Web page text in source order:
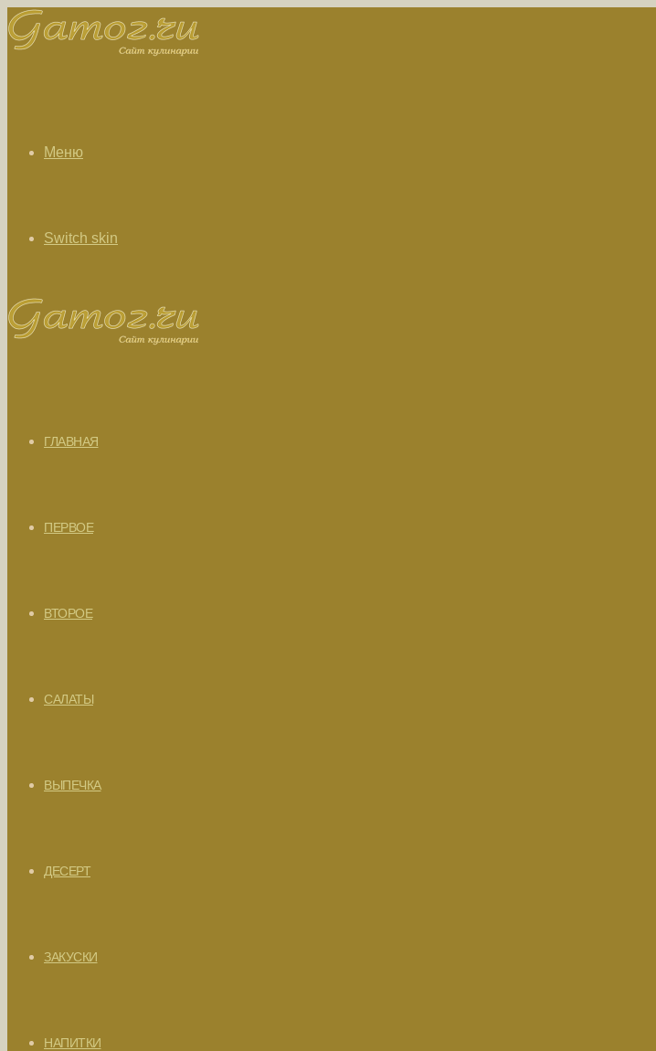
Меню
Switch skin
ГЛАВНАЯ
ПЕРВОЕ
ВТОРОЕ
САЛАТЫ
ВЫПЕЧКА
ДЕСЕРТ
ЗАКУСКИ
НАПИТКИ